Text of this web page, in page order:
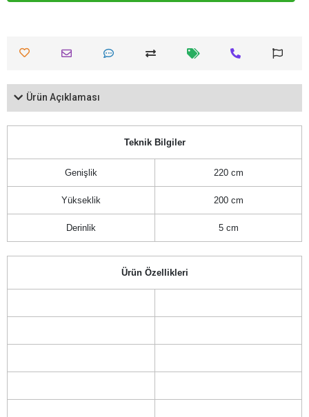
Ürün Açıklaması
Teknik Bilgiler
Genişlik 220 cm
Yükseklik 200 cm
Derinlik 5 cm
Ürün Özellikleri